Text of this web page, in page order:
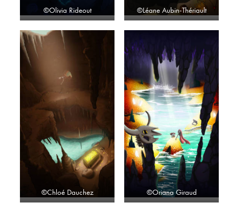
©Olivia Rideout ©Léane Aubin-Thériault
©Chloé Dauchez ©Oriana Giraud